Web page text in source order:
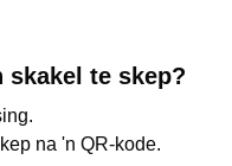
skakel te skep?
na 'n QR-kode.